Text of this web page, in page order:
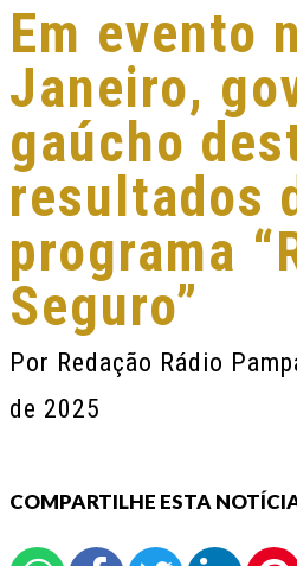
Em evento
Janeiro,
gaúcho
resultados
programa
Seguro”
Por Redação Rádio
de 2025
COMPARTILHE ESTA